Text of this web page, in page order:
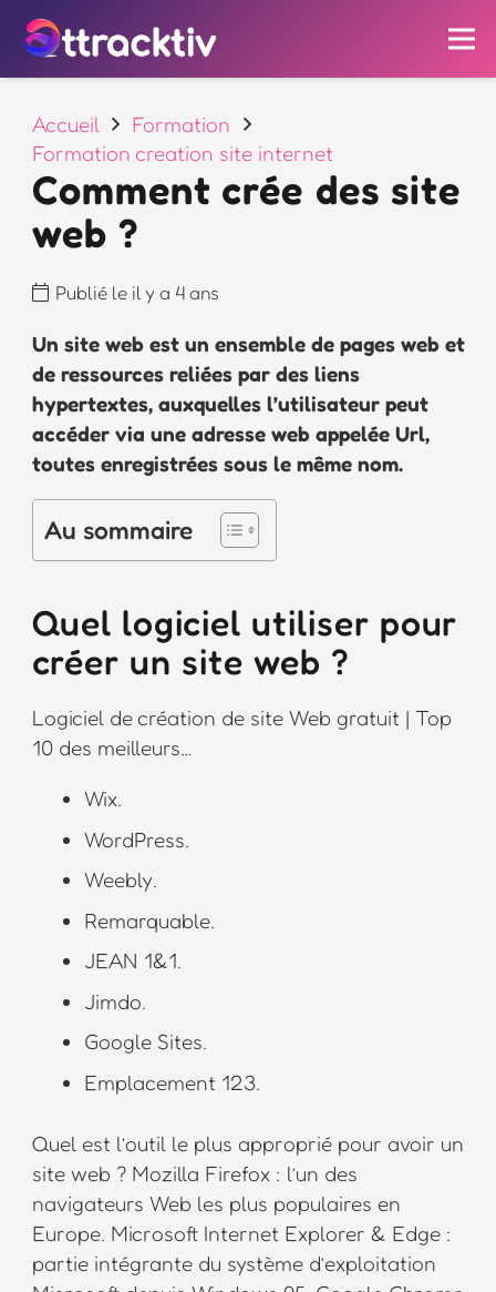
Accueil
Formation
Formation creation site internet
Comment crée des site
web ?
Publié le il y a 4 ans
Un site web est un ensemble de pages web et
de ressources reliées par des liens
hypertextes, auxquelles l’utilisateur peut
accéder via une adresse web appelée Url,
toutes enregistrées sous le même nom.
Au sommaire
Quel logiciel utiliser pour
créer un site web ?
Logiciel de création de site Web gratuit | Top
10 des meilleurs…
Wix.
WordPress.
Weebly.
Remarquable.
JEAN 1&1.
Jimdo.
Google Sites.
Emplacement 123.
Quel est l’outil le plus approprié pour avoir un
site web ? Mozilla Firefox : l’un des
navigateurs Web les plus populaires en
Europe. Microsoft Internet Explorer & Edge :
partie intégrante du système d’exploitation